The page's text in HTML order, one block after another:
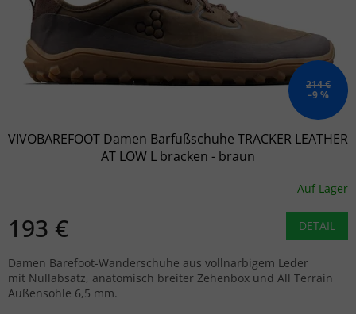
214 €
–9 %
VIVOBAREFOOT Damen Barfußschuhe TRACKER LEATHER
AT LOW L bracken - braun
Auf Lager
193 € DETAIL
Damen Barefoot-Wanderschuhe aus vollnarbigem Leder
mit Nullabsatz, anatomisch breiter Zehenbox und All Terrain
Außensohle 6,5 mm.